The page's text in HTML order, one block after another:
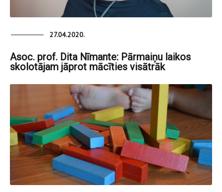
27.04.2020.
Asoc. prof. Dita Nīmante: Pārmaiņu laikos
skolotājam jāprot mācīties visātrāk